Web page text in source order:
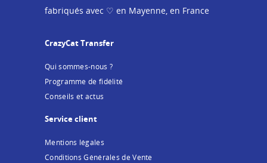
fabriqués avec ♡ en Mayenne, en France
CrazyCat Transfer
Qui sommes-nous ?
Programme de fidélité
Conseils et actus
Service client
Mentions légales
Conditions Générales de Vente